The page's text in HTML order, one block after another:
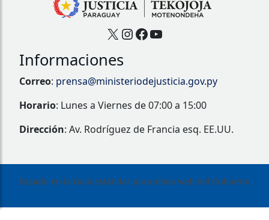
X Instagram
Facebook
YouTube
Informaciones
Correo: prensa@ministeriodejusticia.gov.py
Horario: Lunes a Viernes de 07:00 a 15:00
Dirección: Av. Rodríguez de Francia esq. EE.UU.
Basado en la Guía estándar para sitios web del Gobierno